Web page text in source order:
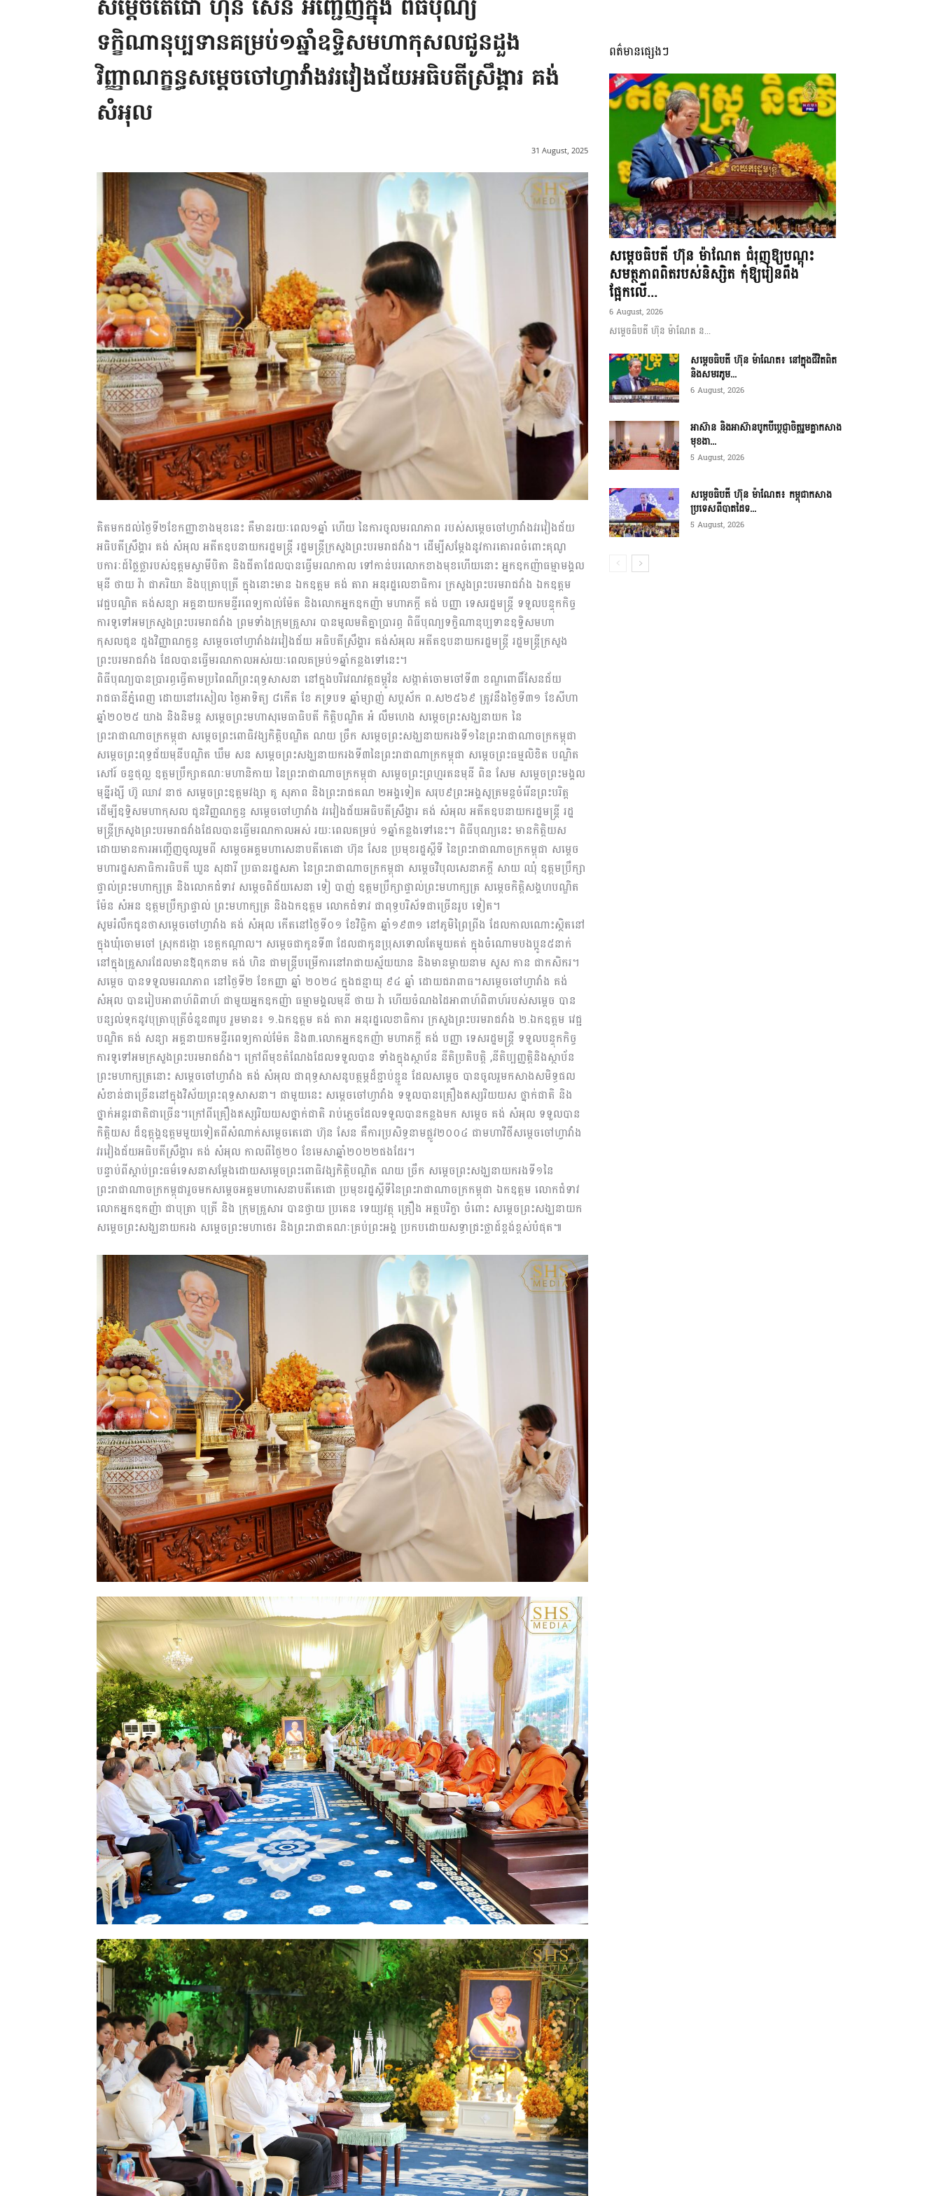
I
ព័ត៌មាន​
រហ័ស
សម្ដេចតេជោ ហ៊ុន សែន អញ្ជើញក្នុង ពិធីបុណ្យ​
ទក្ខិណានុប្បទានគម្រប់១ឆ្នាំឧទ្ទិសមហាកុសលជូនដួង
វិញ្ញាណក្ខន្ធសម្ដេចចៅហ្វាវាំងវរវៀងជ័យអធិបតីស្រឹង្គារ គង់
សំអុល
31 August, 2025
គិតមកដល់ថ្ងៃទី២ខែកញ្ញាខាងមុខនេះ គឺមានរយៈពេល១ឆ្នាំ ហើយ នៃការចូលមរណភាព របស់សម្ដេចចៅហ្វាវាំងវរវៀងជ័យ
អធិបតីស្រឹង្គារ គង់ សំអុល អតីតឧបនាយករដ្ឋមន្ត្រី រដ្ឋមន្ត្រីក្រសួងព្រះបរមរាជវាំង។ ដើម្បីសម្តែងនូវការគោរពចំពោះគុណូ
បការៈដ៍ថ្លៃថ្លារបស់ឧត្តមស្វាមីបិតា និងជីតាដែលបានធ្វើមរណកាល ទៅកាន់បរលោកខាងមុខហើយនោះ អ្នកឧកញ៉ាធម្មាមង្គល
មុនី ថាយ វ៉ា ជាភរិយា និងបុត្រាបុត្រី ក្នុងនោះមាន ឯកឧត្តម គង់ តារា អនុរដ្ឋលេខាធិការ ក្រសួងព្រះបរមរាជវាំង ឯកឧត្តម
វេជ្ជបណ្ឌិត គង់សន្យា អគ្គនាយកមន្ទីរពេទ្យកាល់ម៉ែត និងលោកអ្នកឧកញ៉ា មហាភក្តី គង់ បញ្ញា ទេសរដ្ឋមន្ត្រី ទទួលបន្ទុកកិច្ច
ការទូទៅអមក្រសួងព្រះប​រមរាជវាំង ព្រមទាំងក្រុមគ្រួសារ បានមូលមតិគ្នាប្រារព្ធ ពិធីបុណ្យទក្ខិណានុប្បទានឧទ្ទិសមហា
កុសលជូន ដួងវិញ្ញាណក្ខន្ធ សម្ដេចចៅហ្វាវាំងវរវៀងជ័យ អធិបតីស្រឹង្គារ គង់សំអុល អតីតឧបនាយករដ្ឋមន្ត្រី រដ្ឋមន្ត្រីក្រសួង
ព្រះបរមរាជវាំង ដែលបានធ្វើមរណកាលអស់រយៈពេលគម្រប់១ឆ្នាំកន្លងទៅនេះ។
ពិធីបុណ្យបានប្រារព្ធធ្វើតាមប្រពៃណីព្រះពុទ្ធសាសនា នៅក្នុងបរិវេណវត្តជម្ពូវ័ន សង្កាត់ចោមចៅទី៣ ខណ្ឌពោធិ៍សែនជ័យ
រាជធានីភ្នំពេញ ដោយនៅរសៀល ថ្ងៃអាទិត្យ ៨កើត ខែ ភទ្របទ ឆ្នាំម្សាញ់ សប្តស័ក ព.ស២៥៦៩ ត្រូវនឹងថ្ងៃទី៣១ ខែសីហា
ឆ្នាំ២០២៥ យាង និងនិមន្ត សម្តេចព្រះមហាសុមេធាធិបតី កិត្តិបណ្ឌិត អំ លឹមហេង សម្តេច​ព្រះសង្ឃនាយក នៃ
ព្រះរាជាណាចក្រកម្ពុជា សម្តេចព្រះពោធិវង្សកិត្តិបណ្ឌិត ណយ ច្រឹក សម្តេចព្រះសង្ឃនាយករងទី១នៃព្រះរាជាណាចក្រកម្ពុជា
សម្តេចព្រះពុទ្ធជ័យមុនីបណ្ឌិត ឃឹម សន សម្តេចព្រះសង្ឃនាយករងទី៣នៃព្រះរាជាណាក្រកម្ពុជា សម្តេចព្រះធម្មលិខិត បណ្ឌិត
សៅរ៍ ចន្ទថុល្ល ឧត្តមប្រឹក្សាគណៈមហានិកាយ នៃព្រះរាជាណាចក្រកម្ពុជា សម្តេចព្រះព្រហ្មរតនមុនី ពិន សែម សម្ដេចព្រះមង្គល
មុន្នីរង្សី ហ៊ូ ឈាវ នាថ សម្តេចព្រះឧត្តមវង្សា គូ សុភាព និងព្រះរាជគណ ២អង្គទៀត សរុប៩ព្រះអង្គសូត្រមន្តចំរើនព្រះបរិត្ត
ដើម្បីឧទ្ទិសមហាកុសល ជូនវិញ្ញណក្ខន្ធ សម្ដេចចៅហ្វាវាំង វរវៀងជ័យអធិបតីស្រឹង្គារ គង់ សំអុល អតីតឧបនាយករដ្ឋមន្ត្រី រដ្ឋ
មន្ត្រីក្រសួងព្រះបរមរាជវាំងដែលបានធ្វើមរណកាលអស់ រយៈពេលគម្រប់ ១ឆ្នាំកន្លងទៅនេះ។ ពិធីបុណ្យនេះ មានកិត្តិយស
ដោយមានការអញ្ជើញចូលរួមពី សម្តេចអគ្គមហាសេនាបតីតេជោ ហ៊ុន សែន ប្រមុខរដ្ឋស្តីទី នៃព្រះរាជាណាចក្រកម្ពុជា សម្តេច
មហារដ្ឋសភាធិការធិបតី ឃួន សុដារី ប្រធានរដ្ឋសភា នៃព្រះរាជាណាចក្រកម្ពុជា សម្តេចវិបុលសេនាភក្តី សាយ ឈុំ ឧត្តមប្រឹក្សា
ផ្ទាល់ព្រះមហាក្សត្រ និងលោកជំទាវ សម្តេចពិជ័យសេនា ទៀ បាញ់ ឧត្តមប្រឹក្សាផ្ទាល់ព្រះមហាក្សត្រ សម្តេចកិត្តិសង្គហបណ្ឌិត
ម៉ែន សំអន ឧត្តមប្រឹក្សាផ្ទាល់ ព្រះមហាក្សត្រ និងឯកឧត្តម លោកជំទាវ ជាពុទ្ធបរិស័ទជាច្រើនរូប ទៀត។
សូមរំលឹកជូនថាសម្ដេចចៅហ្វាវាំង គង់ សំអុល កើតនៅថ្ងៃទី០១ ខែវិច្ឆិកា ឆ្នាំ១៩៣១ នៅភូមិព្រៃព្រីង ដែលកាលណោះស្ថិតនៅ
ក្នុងឃុំចោមចៅ ស្រុកដង្កោ ខេត្តកណ្ដាល។ សម្ដេចជាកូនទី៣ ដែលជាកូនប្រុសទោលតែមួយគត់ ក្នុងចំណោមបងប្អូន៥នាក់
នៅក្នុងគ្រួសារដែលមានឪពុកនាម គង់ ហិន ជាមន្ត្រីបម្រើការនៅរាជាយស្ម័យយាន និងមានម្ដាយនាម សួស កាន ជាកសិករ។
សម្តេច បានទទួលមរណភាព នៅថ្ងៃទី២ ខែកញ្ញា ឆ្នាំ ២០២៤ ក្នុងជន្មាយុ ៩៤ ឆ្នាំ ដោយជរាពាធ។សម្ដេចចៅហ្វាវាំង គង់
សំអុល បានរៀបអាពាហ៍ពិពាហ៍ ជាមួយអ្នកឧកញ៉ា ធម្មាមង្គលមុនី ថាយ វ៉ា ហើយចំណងដៃអាពាហ៍ពិពាហ៍របស់សម្ដេច បាន
បន្សល់ទុកនូវបុត្រាបុត្រីចំនួន៣រូប រួមមាន៖ ១.ឯកឧត្តម គង់ តារា អនុរដ្ឋលេខាធិការ ក្រសួងព្រះបរមរាជវាំង ២.ឯកឧត្តម វេជ្ជ
បណ្ឌិត គង់ សន្យា អគ្គនាយកមន្ទីរពេទ្យកាល់ម៉ែត និង៣.លោកអ្នកឧកញ៉ា មហាភក្តី គង់ បញ្ញា ទេសរដ្ឋមន្ត្រី ទទួលបន្ទុកកិច្ច
ការទូទៅអមក្រសួងព្រះប​រមរាជវាំង។ ក្រៅពីមុខតំណែងដែលទទួលបាន ទាំងក្នុងស្ថាប័ន នីតិប្រតិបត្តិ ,នីតិប្បញ្ញត្តិនិងស្ថាប័ន
ព្រះមហាក្សត្រនោះ សម្ដេចចៅហ្វាវាំង​ គង់ សំអុល ជាពុទ្ធសាសនូបត្ថម្ភដ៏ខ្ជាប់ខ្ជួន ដែលសម្ដេច បានចូលរួមកសាងសមិទ្ធផល
សំខាន់ជាច្រើននៅក្នុងវិស័យព្រះពុទ្ធសាសនា។ ជាមួយនេះ សម្ដេចចៅហ្វាវាំង ទទួលបានគ្រឿងឥស្សរិយយស ថ្នាក់ជាតិ និង
ថ្នាក់អន្តរជាតិជាច្រើន។ក្រៅពីគ្រឿងឥស្សរិយយសថ្នាក់ជាតិ រាប់ភ្លេចដែលទទួលបានកន្លងមក សម្ដេច គង់​ សំអុល ទទួលបាន
កិត្តិយស ដ៏ឧត្ដុង្គឧត្ដមមួយទៀតពីសំណាក់សម្ដេចតេជោ ហ៊ុន សែន គឺការប្រសិទ្ធនាមផ្លូវ២០០៤ ជាមហាវិថីសម្ដេចចៅហ្វាវាំង
វរវៀងជ័យអធិបតីស្រឹង្គារ គង់ សំអុល កាលពីថ្ងៃ២០ ខែមេសាឆ្នាំ២០២២ផងដែរ។
​បន្ទាប់ពីស្តាប់ព្រះធម៌ទេសនាសម្តែងដោយសម្តេចព្រះពោធិវង្សកិត្តិបណ្ដិត ណយ ច្រឹក សម្តេចព្រះសង្ឃនាយករងទី១នៃ
ព្រះរាជាណាចក្រកម្ពុជារួចមកសម្តេចអគ្គមហាសេនាបតីតេជោ ប្រមុខរដ្ឋស្តីទីនៃព្រះរាជាណាចក្រកម្ពុជា ឯកឧត្តម លោកជំទាវ
លោកអ្នកឧកញ៉ា ជាបុត្រា បុត្រី និង ក្រុមគ្រួសារ បានថ្វាយ ប្រគេន ទេយ្យវត្ថុ គ្រឿង អត្ថបរិក្ខា ចំពោះ សម្តេចព្រះសង្ឃនាយក
សម្តេចព្រះសង្ឃនាយករង សម្តេចព្រះមហាថេរ និងព្រះរាជាគណៈគ្រប់ព្រះអង្គ​ ប្រកបដោយសទ្ធាជ្រះថ្លាដ៍ខ្ពង់ខ្ពស់បំផុត៕
ពត៌មានផ្សេងៗ
សម្តេចធិបតី ហ៊ុន ម៉ាណែត ជំរុញឱ្យបណ្តុះ
សមត្ថភាពពិតរបស់និស្សិត កុំឱ្យរៀនពឹង
ផ្អែកលើ...
6 August, 2026
សម្តេចធិបតី ហ៊ុន ម៉ាណែត ន...
សម្តេចធិបតី ហ៊ុន ម៉ាណែត៖ នៅក្នុងជីវិតពិត
និងសមរភូម...
6 August, 2026
អាស៊ាន និងអាស៊ានបូកបីប្តេជ្ញាចិត្តរួមគ្នាកសាង
មុខងា...
5 August, 2026
សម្ដេចធិបតី ហ៊ុន ម៉ាណែត៖ កម្ពុជាកសាង
ប្រទេសពីបាតដៃទ...
5 August, 2026